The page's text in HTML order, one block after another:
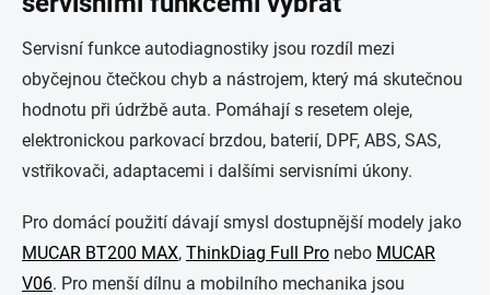
Servisní funkce autodiagnostiky jsou rozdíl mezi
obyčejnou čtečkou chyb a nástrojem, který má skutečnou
hodnotu při údržbě auta. Pomáhají s resetem oleje,
elektronickou parkovací brzdou, baterií, DPF, ABS, SAS,
vstřikovači, adaptacemi i dalšími servisními úkony.
Pro domácí použití dávají smysl dostupnější modely jako
MUCAR BT200 MAX, ThinkDiag Full Pro nebo MUCAR
V06. Pro menší dílnu a mobilního mechanika jsou